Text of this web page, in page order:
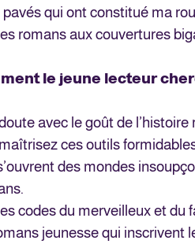
qui ont constitué ma
romans aux couvertures
le jeune lecteur
avec le goût de l’histoire
ces outils
des mondes
codes du merveilleux et du
jeunesse qui inscrivent